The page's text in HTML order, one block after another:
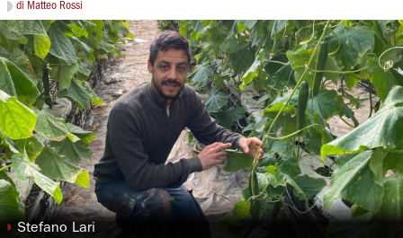
di Matteo Rossi
◗ Stefano Lari